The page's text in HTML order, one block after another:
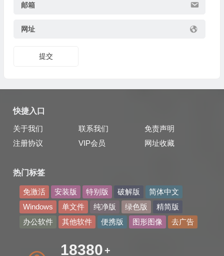
邮箱
网址
提交
快捷入口
关于我们 联系我们
免责声明
注册协议
VIP会员 网址收藏
热门标签
免激活 安装版 特别版 破解版
简体中文
Windows
单文件 纯净版 绿色版
精简版
办公软件
其他软件 便携版 图形图像 去广告
29351 +